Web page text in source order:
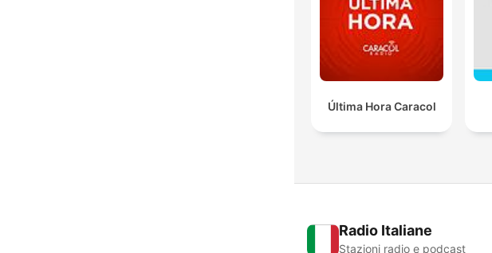
Última Hora Caracol
Radio Italiane
Stazioni radio e podcast